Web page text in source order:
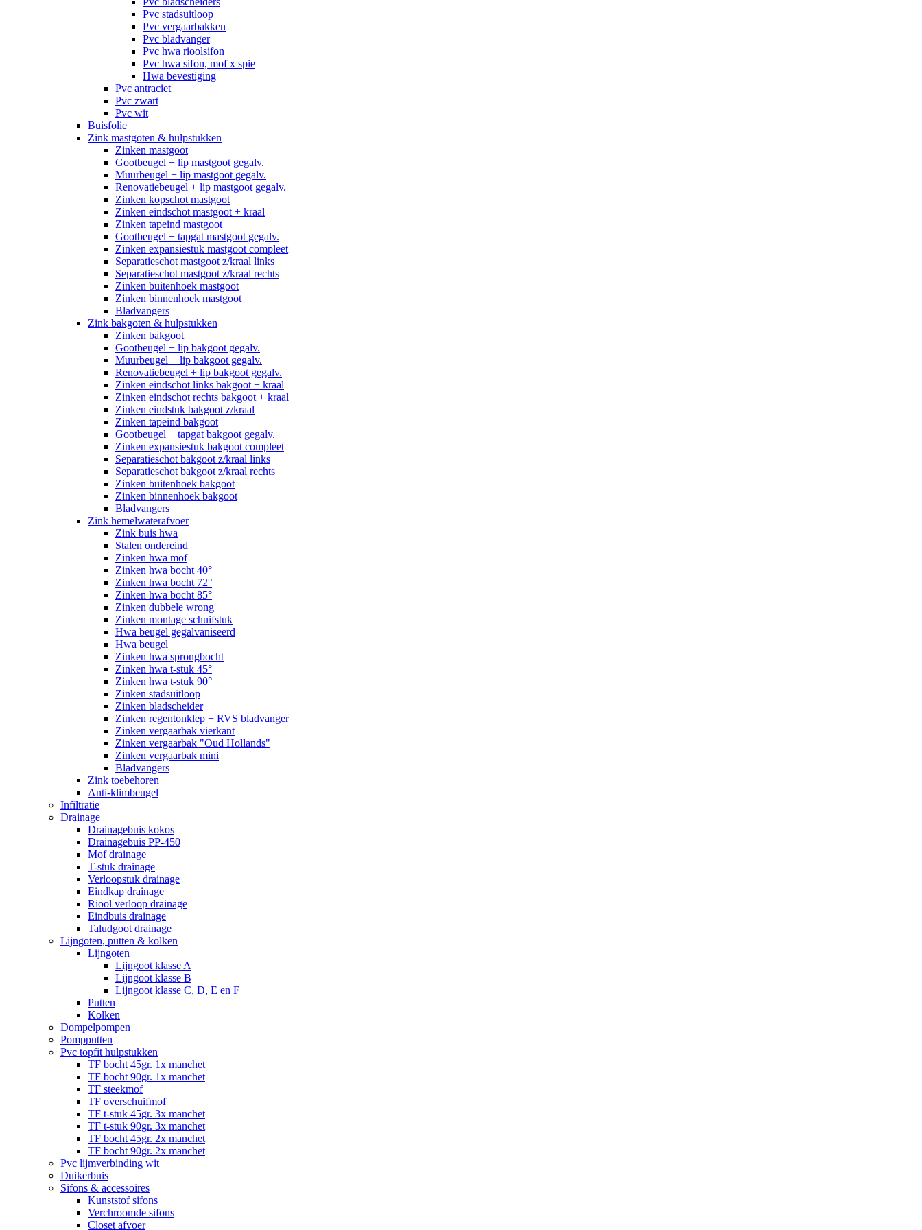
Pvc stadsuitloop
Pvc vergaarbakken
Pvc bladvanger
Pvc hwa rioolsifon
Pvc hwa sifon, mof x spie
Hwa bevestiging
Pvc antraciet
Pvc zwart
Pvc wit
Buisfolie
Zink mastgoten & hulpstukken
Zinken mastgoot
Gootbeugel + lip mastgoot gegalv.
Muurbeugel + lip mastgoot gegalv.
Renovatiebeugel + lip mastgoot gegalv.
Zinken kopschot mastgoot
Zinken eindschot mastgoot + kraal
Zinken tapeind mastgoot
Gootbeugel + tapgat mastgoot gegalv.
Zinken expansiestuk mastgoot compleet
Separatieschot mastgoot z/kraal links
Separatieschot mastgoot z/kraal rechts
Zinken buitenhoek mastgoot
Zinken binnenhoek mastgoot
Bladvangers
Zink bakgoten & hulpstukken
Zinken bakgoot
Gootbeugel + lip bakgoot gegalv.
Muurbeugel + lip bakgoot gegalv.
Renovatiebeugel + lip bakgoot gegalv.
Zinken eindschot links bakgoot + kraal
Zinken eindschot rechts bakgoot + kraal
Zinken eindstuk bakgoot z/kraal
Zinken tapeind bakgoot
Gootbeugel + tapgat bakgoot gegalv.
Zinken expansiestuk bakgoot compleet
Separatieschot bakgoot z/kraal links
Separatieschot bakgoot z/kraal rechts
Zinken buitenhoek bakgoot
Zinken binnenhoek bakgoot
Bladvangers
Zink hemelwaterafvoer
Zink buis hwa
Stalen ondereind
Zinken hwa mof
Zinken hwa bocht 40°
Zinken hwa bocht 72°
Zinken hwa bocht 85°
Zinken dubbele wrong
Zinken montage schuifstuk
Hwa beugel gegalvaniseerd
Hwa beugel
Zinken hwa sprongbocht
Zinken hwa t-stuk 45°
Zinken hwa t-stuk 90°
Zinken stadsuitloop
Zinken bladscheider
Zinken regentonklep + RVS bladvanger
Zinken vergaarbak vierkant
Zinken vergaarbak "Oud Hollands"
Zinken vergaarbak mini
Bladvangers
Zink toebehoren
Anti-klimbeugel
Infiltratie
Drainage
Drainagebuis kokos
Drainagebuis PP-450
Mof drainage
T-stuk drainage
Verloopstuk drainage
Eindkap drainage
Riool verloop drainage
Eindbuis drainage
Taludgoot drainage
Lijngoten, putten & kolken
Lijngoten
Lijngoot klasse A
Lijngoot klasse B
Lijngoot klasse C, D, E en F
Putten
Kolken
Dompelpompen
Pompputten
Pvc topfit hulpstukken
TF bocht 45gr. 1x manchet
TF bocht 90gr. 1x manchet
TF steekmof
TF overschuifmof
TF t-stuk 45gr. 3x manchet
TF t-stuk 90gr. 3x manchet
TF bocht 45gr. 2x manchet
TF bocht 90gr. 2x manchet
Pvc lijmverbinding wit
Duikerbuis
Sifons & accessoires
Kunststof sifons
Verchroomde sifons
Closet afvoer